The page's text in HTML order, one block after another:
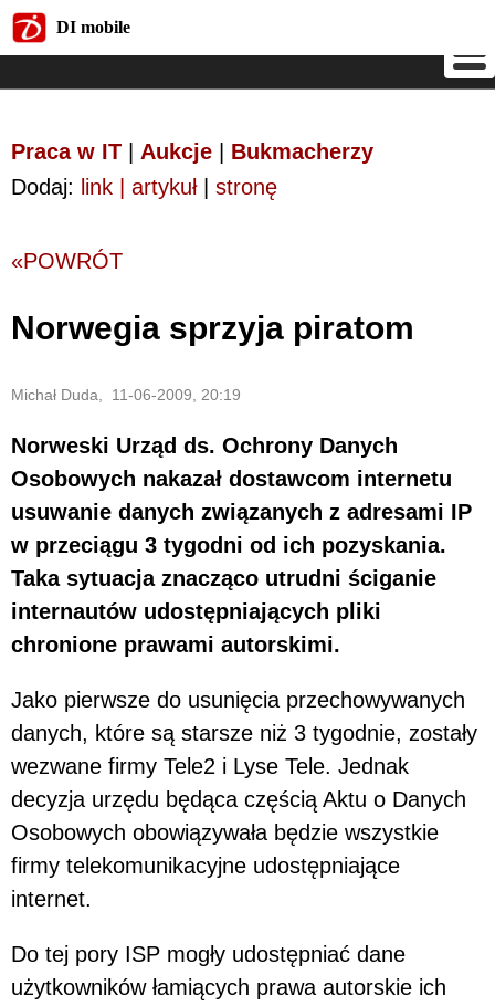
DI mobile
Praca w IT Aukcje
Bukmacherzy
Dodaj: link | artykuł| stronę
«POWRÓT
Norwegia sprzyja piratom
Michał Duda, 11-06-2009, 20:19
Norweski Urząd ds. Ochrony Danych
Osobowych nakazał dostawcom internetu
usuwanie danych związanych z adresami IP
w przeciągu 3 tygodni od ich pozyskania.
Taka sytuacja znacząco utrudni ściganie
internautów udostępniających pliki
chronione prawami autorskimi.
Jako pierwsze do usunięcia przechowywanych
danych, które są starsze niż 3 tygodnie, zostały
wezwane firmy Tele2 i Lyse Tele. Jednak
decyzja urzędu będąca częścią Aktu o Danych
Osobowych obowiązywała będzie wszystkie
firmy telekomunikacyjne udostępniające
internet.
Do tej pory ISP mogły udostępniać dane
użytkowników łamiących prawa autorskie ich
DI mobile